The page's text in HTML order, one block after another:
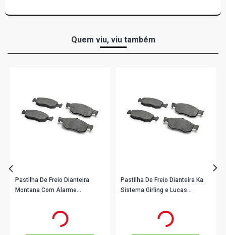
Quem viu, viu também
Pastilha De Freio Dianteira
Montana Com Alarme
em até 3x de
Pastilha De Freio Dianteira Ka
Sistema Girling e Lucas
em até 3x de